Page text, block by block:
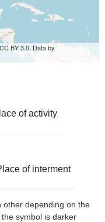
BY 3.0. Data by
of activity
of interment
other depending on the
symbol is darker